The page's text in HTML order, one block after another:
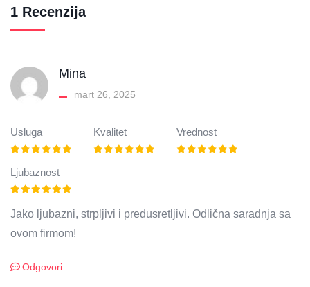
1 Recenzija
Mina
mart 26, 2025
Usluga Kvalitet Vrednost
Ljubaznost
Jako ljubazni, strpljivi i predusretljivi. Odlična saradnja sa
ovom firmom!
Odgovori